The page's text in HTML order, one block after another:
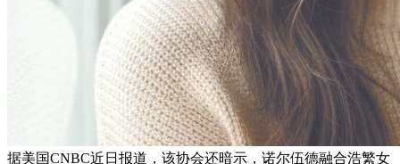
据美国CNBC近日报道，该协会还暗示，诺尔伍德融合浩繁女